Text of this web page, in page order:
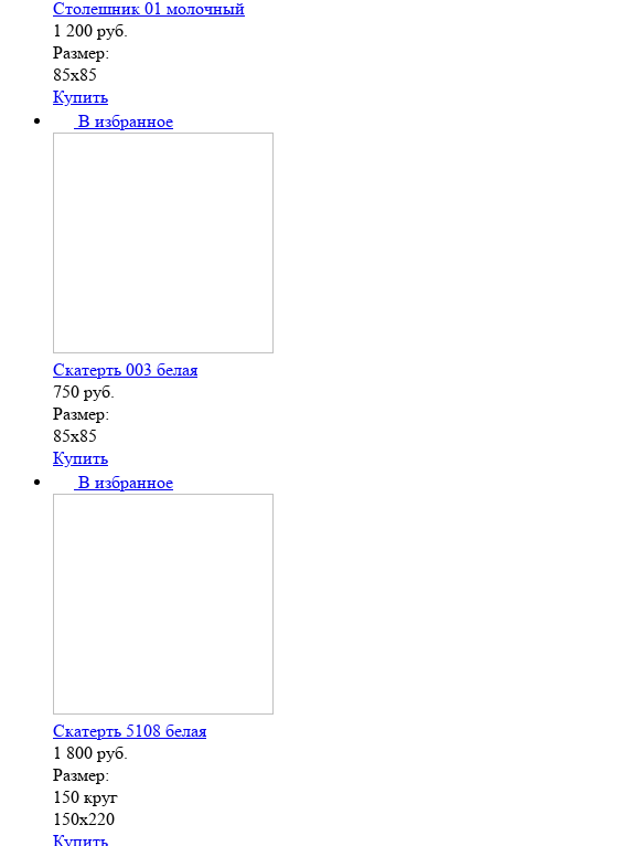
Столешник 01 молочный
1 200 руб.
Размер:
85х85
Купить
В избранное
Скатерть 003 белая
750 руб.
Размер:
85х85
Купить
В избранное
Скатерть 5108 белая
1 800 руб.
Размер:
150 круг
150х220
Купить